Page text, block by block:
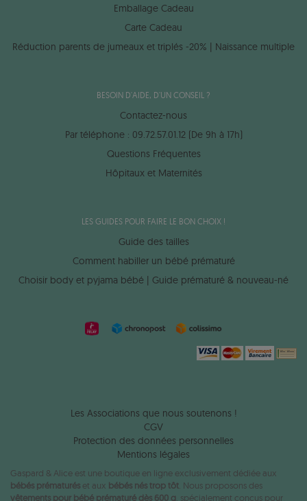
Emballage Cadeau
Carte Cadeau
Réduction parents de jumeaux et triplés -20% | Naissance multiple
BESOIN D'AIDE, D'UN CONSEIL ?
Contactez-nous
Par téléphone : 09.72.57.01.12 (De 9h à 17h)
Questions Fréquentes
Hôpitaux et Maternités
LES GUIDES POUR FAIRE LE BON CHOIX !
Guide des tailles
Comment habiller un bébé prématuré
Choisir body et pyjama bébé | Guide prématuré & nouveau-né
Les Associations que nous soutenons !
CGV
Protection des données personnelles
Mentions légales
Gaspard & Alice est une boutique en ligne exclusivement dédiée aux
bébés prématurés et aux bébés nés trop tôt . Nous proposons des
vêtements pour bébé prématuré dès 600 g , spécialement conçus pour